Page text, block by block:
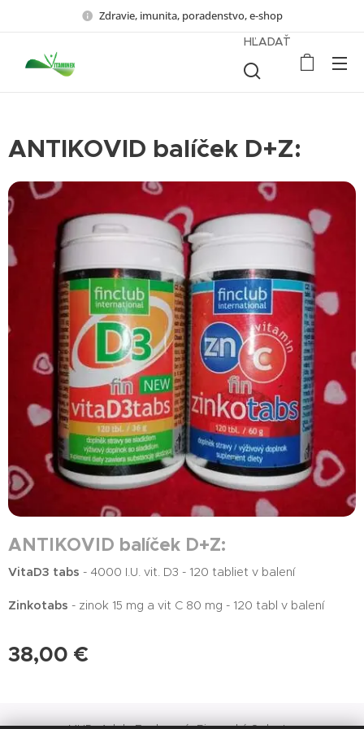
Zdravie, imunita, poradenstvo, e-shop
HĽADAŤ
ANTIKOVID balíček D+Z:
ANTIKOVID balíček D+Z:
VitaD3 tabs - 4000 I.U. vit. D3 - 120 tabliet v balení
Zinkotabs - zinok 15 mg a vit C 80 mg - 120 tabl v balení
38,00 €